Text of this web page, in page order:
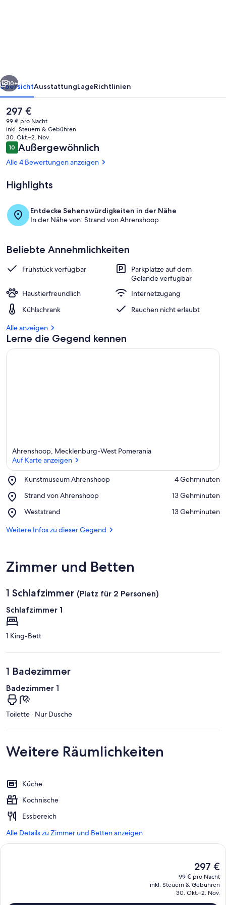
Weiter
10+
ÜbersichtAusstattungLageRichtlinien
Der
aktuelle
Preis
beträgt
297 €.
297 €
99 € pro Nacht
inkl. Steuern & Gebühren
30. Okt.–2. Nov.
Bewertungen
1010 von 10.
Außergewöhnlich
Alle 4 Bewertungen anzeigen
Highlights
Entdecke Sehenswürdigkeiten in der Nähe
In der Nähe von: Strand von Ahrenshoop
Beliebte Annehmlichkeiten
Frühstück verfügbar
Parkplätze auf dem
Gelände verfügbar
Haustierfreundlich
Internetzugang
Kühlschrank
Rauchen nicht erlaubt
Alle anzeigen
Lerne die Gegend kennen
Ahrenshoop, Mecklenburg-West Pomerania
Auf Karte anzeigen
Kunstmuseum Ahrenshoop
Place,
Ahrenshoop
‪4 Gehminuten‬
Strand von Ahrenshoop
Place,
von
‪13 Gehminuten‬
Weststrand
Place,
‪13 Gehminuten‬
Weitere Infos zu dieser Gegend
Zimmer und Betten
1 Schlafzimmer (Platz für 2 Personen)
Schlafzimmer 1
1 King-Bett
1 Badezimmer
Badezimmer 1
Toilette · Nur Dusche
Weitere Räumlichkeiten
Küche
Kochnische
Essbereich
Alle Details zu Zimmer und Betten anzeigen
Der
aktuelle
Preis
beträgt
297 €.
297 €
99 € pro Nacht
inkl. Steuern & Gebühren
30. Okt.–2. Nov.